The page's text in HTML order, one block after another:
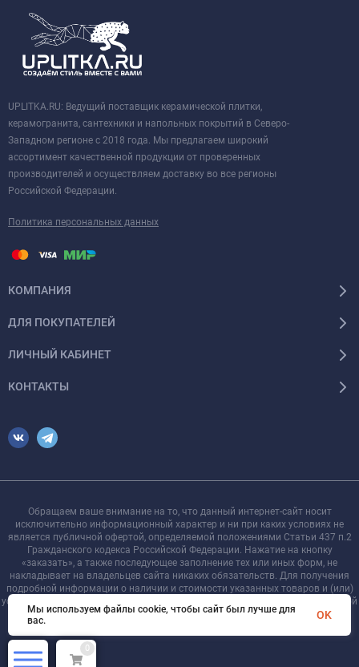
UPLITKA.RU: Ведущий поставщик керамической плитки,
керамогранита, сантехники и напольных покрытий в Северо-
Западном регионе с 2018 года. Мы предлагаем широкий
ассортимент качественной продукции от проверенных
производителей и осуществляем доставку во все регионы
Российской Федерации.
Политика персональных данных
КОМПАНИЯ
ДЛЯ ПОКУПАТЕЛЕЙ
ЛИЧНЫЙ КАБИНЕТ
КОНТАКТЫ
Обращаем ваше внимание на то, что данный интернет-сайт носит
исключительно информационный характер и ни при каких условиях не
является публичной офертой, определяемой положениями Статьи 437 п.2
Гражданского кодекса Российской Федерации. Нажатие на кнопку
«заказать», а также последующее заполнение тех или иных форм, не
накладывает на владельцев сайта никаких обязательств. Для получения
подробной информации о наличии и стоимости указанных товаров и (или)
услуг, пожалуйста, обращайтесь к менеджеру сайта с помощью специальной
формы связи или по телефону +7 921 755-09-90
0
Мы используем файлы cookie, чтобы сайт был лучше для
вас.
OK